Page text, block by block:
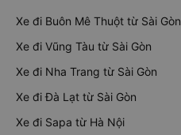
Xe đi Buôn Mê Thuột từ Sài Gòn
Xe đi Vũng Tàu từ Sài Gòn
Xe đi Nha Trang từ Sài Gòn
Xe đi Đà Lạt từ Sài Gòn
Xe đi Sapa từ Hà Nội